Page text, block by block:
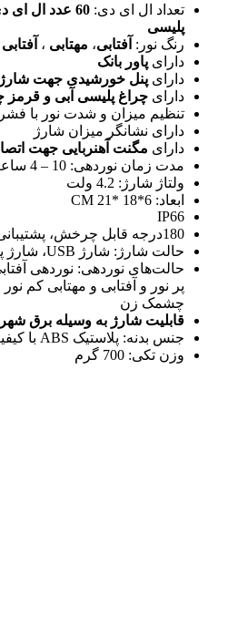
تعداد ال ای دی:
پلیسی
رنگ نور: آفتابی، مهتابی ،
دارای پاور بانک
دارای پنل خورشیدی جهت شارژ
دارای چراغ پلیسی آبی و
تنظیم میزان و شدت نور با
دارای نشانگر میزان شارژ
دارای مگنت آهنربایی جهت
مدت زمان نوردهی: 10 – 4 ساعت ( با توجه به شدت نور)
ولتاژ شارژ: 4.2 ولت
ابعاد: 6*18 *21 CM
IP66
180درجه قابل چرخش، پشتیبانی و قابل حمل
حالت شارژ: شارژ USB، شارژ پنل خورشیدی
حالت‌های نوردهی: نوردهی
پر نور و آفتابی و مهتابی کم
چشمک زن
قابلیت شارژ به وسیله برق
جنس بدنه: پلاستیک ABS با کیفیت
وزن تکی: 700 گرم